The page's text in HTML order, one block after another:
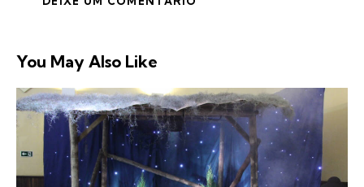
You May Also Like